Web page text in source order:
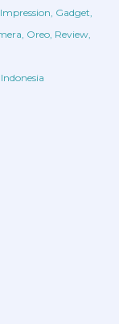
Gadget
Oreo Review